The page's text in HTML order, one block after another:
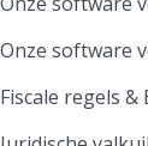
Onze software
Fiscale regels